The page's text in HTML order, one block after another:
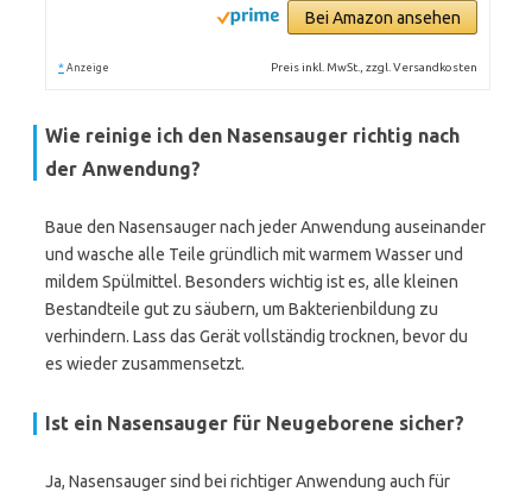
Bei Amazon ansehen
* Anzeige Preis inkl. MwSt., zzgl. Versandkosten
Wie reinige ich den Nasensauger richtig nach
der Anwendung?
Baue den Nasensauger nach jeder Anwendung auseinander
und wasche alle Teile gründlich mit warmem Wasser und
mildem Spülmittel. Besonders wichtig ist es, alle kleinen
Bestandteile gut zu säubern, um Bakterienbildung zu
verhindern. Lass das Gerät vollständig trocknen, bevor du
es wieder zusammensetzt.
Ist ein Nasensauger für Neugeborene sicher?
Ja, Nasensauger sind bei richtiger Anwendung auch für